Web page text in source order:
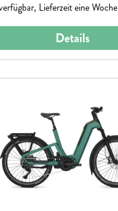
Lieferzeit eine Woche
Details